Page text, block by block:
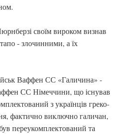
своїм вироком визнав
- злочинними, а їх
Ваффен СС «Галичина» -
СС Німеччини, що існував
з українців греко-
фактично виключно галичан,
переукомплектований та